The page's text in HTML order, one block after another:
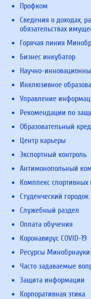
Профком
Сведения о доходах,
обязательствах
Горячая линия
Бизнес инкубатор
Научно-
Инклюзивное
Управление
Рекомендации по
Образовательный
Центр карьеры
Экспортный контроль
Антимонопольный
Комплекс
Студенческий городок
Служебный раздел
Оплата обучения
Коронавирус COVID-19
Ресурсы
Часто задаваемые
Защита информации
Корпоративная этика